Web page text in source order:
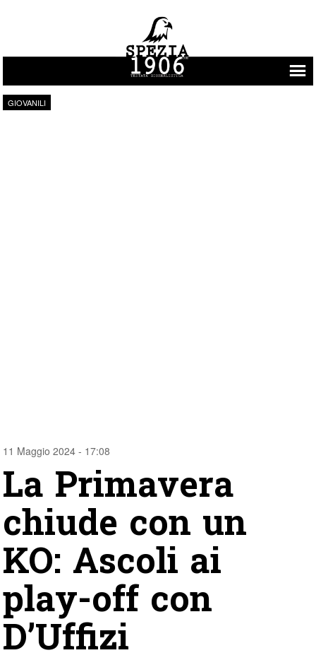
Vai al contenuto
GIOVANILI
11 Maggio 2024 - 17:08
La Primavera
chiude con un
KO: Ascoli ai
play-off con
D’Uffizi